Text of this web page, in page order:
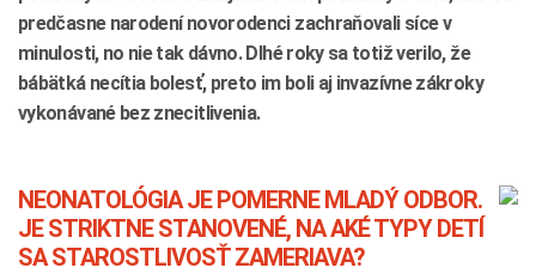
predčasne narodení novorodenci zachraňovali síce v
minulosti, no nie tak dávno. Dlhé roky sa totiž verilo, že
bábätká necítia bolesť, preto im boli aj invazívne zákroky
vykonávané bez znecitlivenia.
NEONATOLÓGIA JE POMERNE MLADÝ ODBOR.
JE STRIKTNE STANOVENÉ, NA AKÉ TYPY DETÍ
SA STAROSTLIVOSŤ ZAMERIAVA?